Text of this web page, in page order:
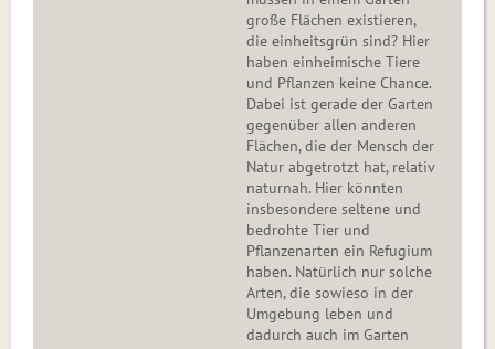
große Flächen existieren,
die einheitsgrün sind? Hier
haben einheimische Tiere
und Pflanzen keine Chance.
Dabei ist gerade der Garten
gegenüber allen anderen
Flächen, die der Mensch der
Natur abgetrotzt hat, relativ
naturnah. Hier könnten
insbesondere seltene und
bedrohte Tier und
Pflanzenarten ein Refugium
haben. Natürlich nur solche
Arten, die sowieso in der
Umgebung leben und
dadurch auch im Garten